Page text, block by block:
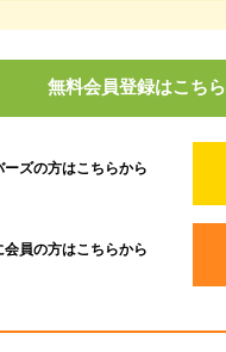
無料会員登録はこちら
ーズの方はこちらから
会員の方はこちらから